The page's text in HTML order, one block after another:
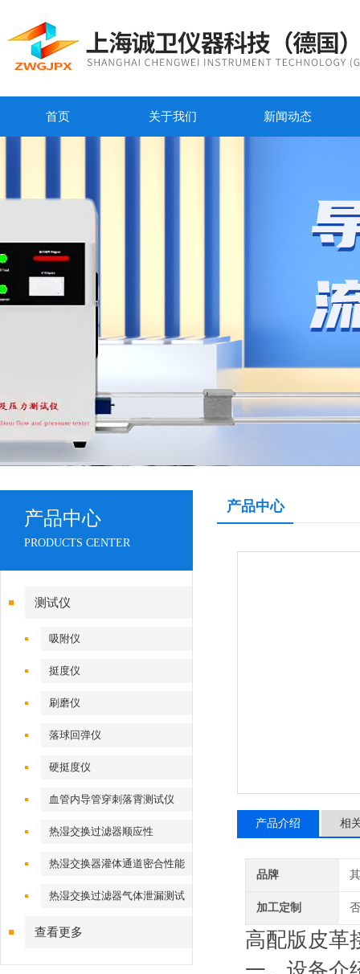
首页 关于我们 新闻动态
产品中心
PRODUCTS CENTER
测试仪
吸附仪
挺度仪
刷磨仪
落球回弹仪
硬挺度仪
血管内导管穿刺落霄测试仪
热湿交换过滤器顺应性
热湿交换器灌体通道密合性能
热湿交换过滤器气体泄漏测试
查看更多
产品中心
产品介绍 相
品牌
加工定制 否
高配版 皮革